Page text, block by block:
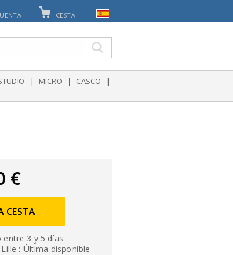
CESTA
| MICRO | CASCO |
€
CESTA
entre 3 y 5 días
: Última disponible